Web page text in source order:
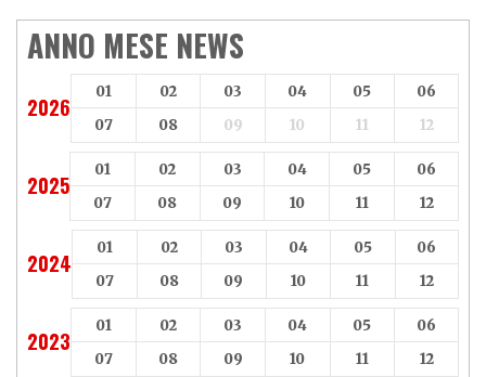
ANNO MESE NEWS
2026
01 02 03 04 05
06
07
08 09 10 11 12
2025
01 02 03 04 05
06
07
08 09 10 11 12
2024
01 02 03 04 05
06
07
08 09 10 11 12
2023
01 02 03 04 05
06
07
08 09 10 11 12